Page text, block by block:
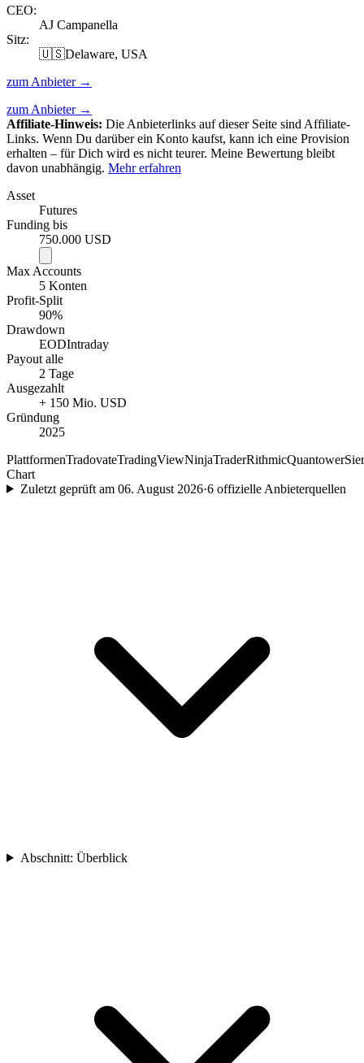
CEO:
AJ Campanella
Sitz:
🇺🇸Delaware, USA
zum Anbieter →
zum Anbieter →
Affiliate-Hinweis: Die Anbieterlinks auf dieser Seite sind Affiliate-
Links. Wenn Du darüber ein Konto kaufst, kann ich eine Provision
erhalten – für Dich wird es nicht teurer. Meine Bewertung bleibt
davon unabhängig. Mehr erfahren
Asset
Futures
Funding bis
750.000 USD
Max Accounts
5 Konten
Profit-Split
90%
Drawdown
EODIntraday
Payout alle
2 Tage
Ausgezahlt
+ 150 Mio. USD
Gründung
2025
PlattformenTradovateTradingViewNinjaTraderRithmicQuantower
Chart
Zuletzt geprüft am 06. August 2026·6 offizielle Anbieterquellen
Abschnitt: Überblick